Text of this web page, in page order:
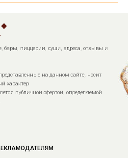
бары, пиццерии, суши, адреса, отзывы и
на данном сайте, носит
характер
публичной офертой, определяемой